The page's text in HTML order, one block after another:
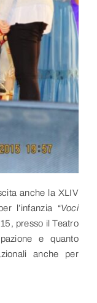
anche la XLIV
l’infanzia “Voci
presso il Teatro
e quanto
anche per